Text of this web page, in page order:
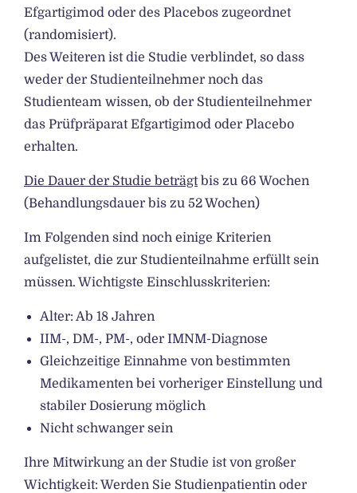
Efgartigimod oder des Placebos zugeordnet
(randomisiert).
Des Weiteren ist die Studie verblindet, so dass
weder der Studienteilnehmer noch das
Studienteam wissen, ob der Studienteilnehmer
das Prüfpräparat Efgartigimod oder Placebo
erhalten.
Die Dauer der Studie beträgtbis zu 66 Wochen
(Behandlungsdauer bis zu 52 Wochen)
Im Folgenden sind noch einige Kriterien
aufgelistet, die zur Studienteilnahme erfüllt sein
müssen. Wichtigste Einschlusskriterien:
Alter: Ab 18 Jahren
IIM-, DM-, PM-, oder IMNM-Diagnose
Gleichzeitige Einnahme von bestimmten
Medikamenten bei vorheriger Einstellung und
stabiler Dosierung möglich
Nicht schwanger sein
Ihre Mitwirkung an der Studie ist von großer
Wichtigkeit: Werden Sie Studienpatientin oder